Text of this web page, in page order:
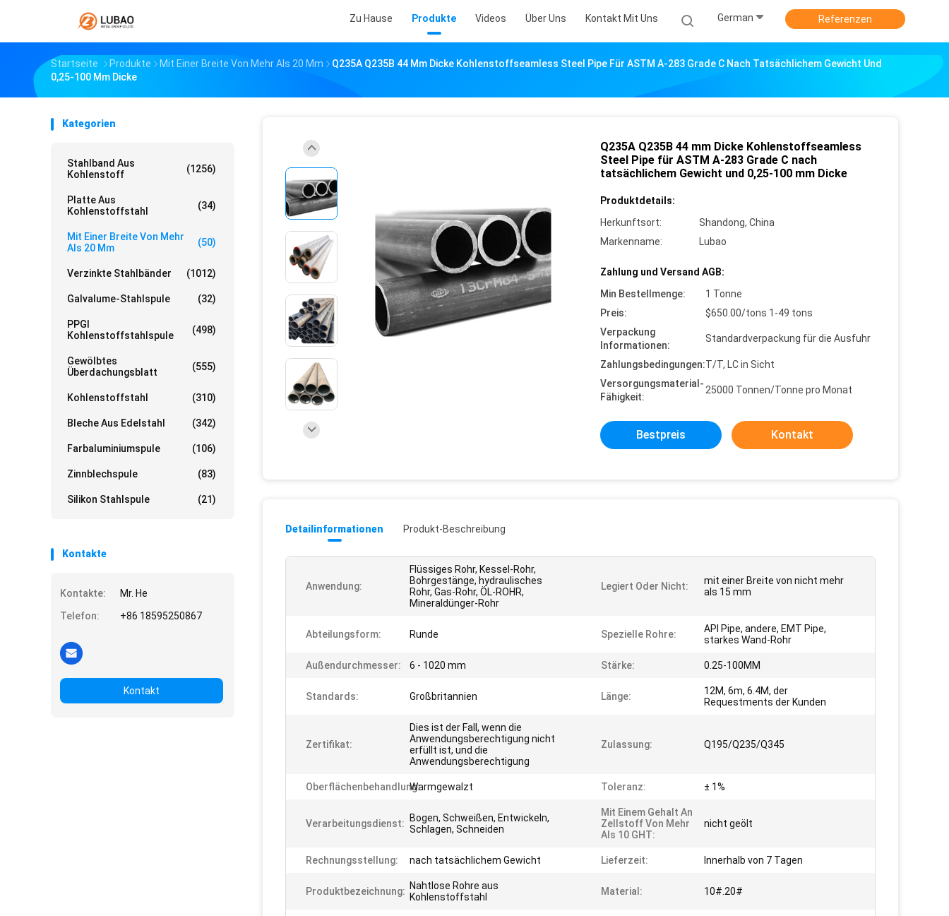
Zu Hause Produkte Videos Über Uns Kontakt Mit Uns German Referenzen
Startseite Produkte Mit Einer Breite Von Mehr Als 20 Mm
Q235A Q235B 44 Mm Dicke Kohlenstoffseamless Steel Pipe Für ASTM A-283 Grade C Nach Tatsächlichem Gewicht Und
0,25-100 Mm Dicke
Kategorien
Stahlband Aus
Kohlenstoff
(1256)
Platte Aus
Kohlenstoffstahl
(34)
Mit Einer Breite Von Mehr
Als 20 Mm
(50)
Verzinkte Stahlbänder (1012)
Galvalume-Stahlspule (32)
PPGI
Kohlenstoffstahlspule
(498)
Gewölbtes
Überdachungsblatt
(555)
Kohlenstoffstahl (310)
Bleche Aus Edelstahl (342)
Farbaluminiumspule (106)
Zinnblechspule (83)
Silikon Stahlspule (21)
Kontakte
Kontakte:
Mr. He
Telefon:
+86 18595250867
Kontakt
Q235A Q235B 44 mm Dicke Kohlenstoffseamless
Steel Pipe für ASTM A-283 Grade C nach
tatsächlichem Gewicht und 0,25-100 mm Dicke
Produktdetails:
Herkunftsort:
Shandong, China
Markenname:
Lubao
Zahlung und Versand AGB:
Min Bestellmenge:
1 Tonne
Preis:
$650.00/tons 1-49 tons
Verpackung
Informationen:
Standardverpackung für die Ausfuhr
Zahlungsbedingungen:T/T, LC in Sicht
Versorgungsmaterial-
Fähigkeit:
25000 Tonnen/Tonne pro Monat
Bestpreis Kontakt
Detailinformationen Produkt-Beschreibung
Anwendung:
Flüssiges Rohr, Kessel-Rohr,
Bohrgestänge, hydraulisches
Rohr, Gas-Rohr, ÖL-ROHR,
Mineraldünger-Rohr
Legiert Oder Nicht:
mit einer Breite von nicht mehr
als 15 mm
Abteilungsform: Runde Spezielle Rohre:
API Pipe, andere, EMT Pipe,
starkes Wand-Rohr
Außendurchmesser: 6 - 1020 mm Stärke: 0.25-100MM
Standards: Großbritannien Länge:
12M, 6m, 6.4M, der
Requestments der Kunden
Zertifikat:
Dies ist der Fall, wenn die
Anwendungsberechtigung nicht
erfüllt ist, und die
Anwendungsberechtigung
Zulassung: Q195/Q235/Q345
Oberflächenbehandlung:Warmgewalzt Toleranz: ± 1%
Verarbeitungsdienst:
Bogen, Schweißen, Entwickeln,
Schlagen, Schneiden
Mit Einem Gehalt An
Zellstoff Von Mehr
Als 10 GHT:
nicht geölt
Rechnungsstellung: nach tatsächlichem Gewicht Lieferzeit: Innerhalb von 7 Tagen
Produktbezeichnung: Nahtlose Rohre aus
Kohlenstoffstahl
Material: 10#.20#